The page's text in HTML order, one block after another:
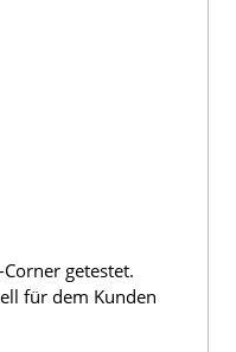
getestet.
für dem Kunden